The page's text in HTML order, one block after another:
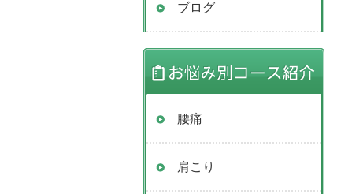
ブログ
腰痛
肩こり